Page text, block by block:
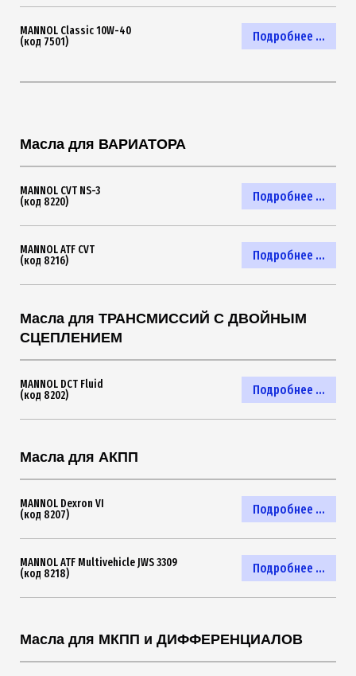
Подробнее ...
MANNOL Classic 10W-40
(код 7501)
Масла для ВАРИАТОРА
Подробнее ...
MANNOL CVT NS-3
(код 8220)
Подробнее ...
MANNOL ATF CVT
(код 8216)
Масла для ТРАНСМИССИЙ С ДВОЙНЫМ
СЦЕПЛЕНИЕМ
Подробнее ...
MANNOL DCT Fluid
(код 8202)
Масла для АКПП
Подробнее ...
MANNOL Dexron VI
(код 8207)
Подробнее ...
MANNOL ATF Multivehicle JWS 3309
(код 8218)
Масла для МКПП и ДИФФЕРЕНЦИАЛОВ